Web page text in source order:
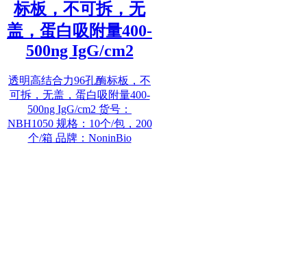
标板，不可拆，无
盖，蛋白吸附量400-
500ng IgG/cm2
透明高结合力96孔酶标板，不
可拆，无盖，蛋白吸附量400-
500ng IgG/cm2 货号：
NBH1050 规格：10个/包，200
个/箱 品牌：NoninBio